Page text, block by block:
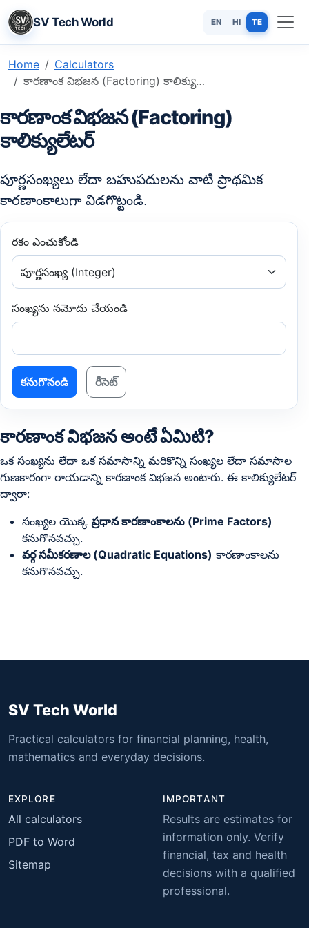
SV Tech World EN HI TE
Home
Calculators
కారణాంక విభజన (Factoring) కాలిక్యులేటర్ - సంఖ్యలు మరియు బహుపదులు
కారణాంక విభజన (Factoring)
కాలిక్యులేటర్
పూర్ణసంఖ్యలు లేదా బహుపదులను వాటి ప్రాథమిక
కారణాంకాలుగా విడగొట్టండి.
రకం ఎంచుకోండి
సంఖ్యను నమోదు చేయండి
కనుగొనండి రీసెట్
కారణాంక విభజన అంటే ఏమిటి?
ఒక సంఖ్యను లేదా ఒక సమాసాన్ని మరికొన్ని సంఖ్యల లేదా సమాసాల
గుణకారంగా రాయడాన్ని కారణాంక విభజన అంటారు. ఈ కాలిక్యులేటర్
ద్వారా:
సంఖ్యల యొక్క ప్రధాన కారణాంకాలను (Prime Factors)
కనుగొనవచ్చు.
వర్గ సమీకరణాల (Quadratic Equations) కారణాంకాలను
కనుగొనవచ్చు.
SV Tech World
Practical calculators for financial planning, health,
mathematics and everyday decisions.
EXPLORE
All calculators
PDF to Word
Sitemap
IMPORTANT
Results are estimates for
information only. Verify
financial, tax and health
decisions with a qualified
professional.